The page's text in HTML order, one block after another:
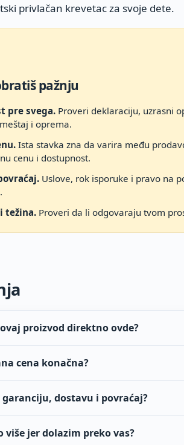
privlačan krevetac za svoje dete.
pažnju
pre svega. Proveri deklaraciju, uzrasni
i oprema.
Ista stavka zna da varira među
cenu i dostupnost.
Uslove, rok isporuke i pravo na
težina. Proveri da li odgovaraju tvom
proizvod direktno ovde?
cena konačna?
garanciju, dostavu i povraćaj?
više jer dolazim preko vas?